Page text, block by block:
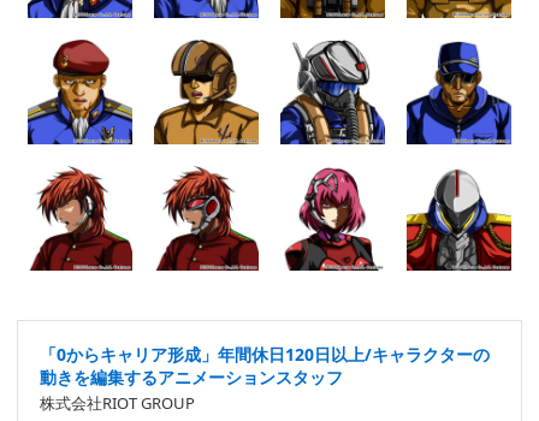
「0からキャリア形成」年間休日120日以上/キャラクターの
動きを編集するアニメーションスタッフ
株式会社RIOT GROUP